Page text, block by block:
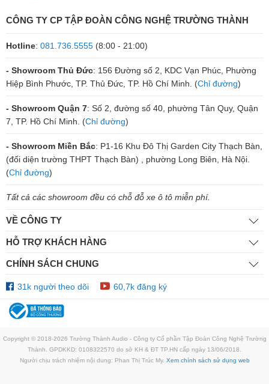
CÔNG TY CP TẬP ĐOÀN CÔNG NGHỆ TRƯỜNG THÀNH
Hotline: 081.736.5555 (8:00 - 21:00)
- Showroom Thủ Đức: 156 Đường số 2, KDC Vạn Phúc, Phường
Hiệp Bình Phước, TP. Thủ Đức, TP. Hồ Chí Minh. (Chỉ đường)
- Showroom Quận 7: Số 2, đường số 40, phường Tân Quy, Quận
7, TP. Hồ Chí Minh. (Chỉ đường)
- Showroom Miền Bắc: P1-16 Khu Đô Thị Garden City Thạch Bàn,
(đối diện trường THPT Thạch Bàn) , phường Long Biên, Hà Nội.
(Chỉ đường)
Tất cả các showroom đều có chỗ đỗ xe ô tô miễn phí.
VỀ CÔNG TY
HỖ TRỢ KHÁCH HÀNG
CHÍNH SÁCH CHUNG
31k người theo dõi 60,7k đăng ký
Copyright © 2018-2026 Trường Thành Audio - Công ty Cổ phần Tập Đoàn Công Nghệ Trường
Thành. GPDKKD: 0108322570 do sở KH & ĐT TP.HN cấp ngày 13/06/2018.
Người chịu trách nhiệm nội dung: Phan Thị Trúc My. Xem chính sách sử dụng web